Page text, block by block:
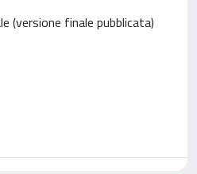
(versione finale pubblicata)